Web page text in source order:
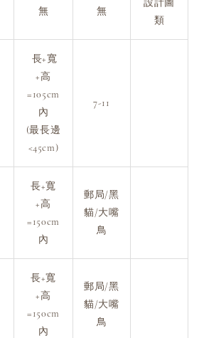
無 無
類
長+寬
+高
=105cm
內
(最長邊
<45cm)
7-11
長+寬
+高
=150cm
內
郵局/黑
貓/大嘴
鳥
長+寬
+高
=150cm
內
郵局/黑
貓/大嘴
鳥